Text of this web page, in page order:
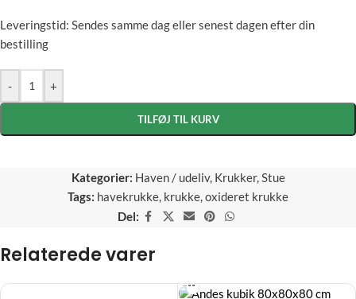
Leveringstid: Sendes samme dag eller senest dagen efter din
bestilling
- +
TILFØJ TIL KURV
Kategorier: Haven / udeliv, Krukker,Stue
Tags: havekrukke, krukke,oxideret krukke
Del:
Relaterede varer